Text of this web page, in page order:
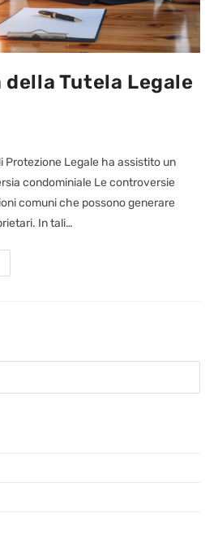
della Tutela Legale
Protezione Legale ha assistito un
condominiale Le controversie
comuni che possono generare
In tali…